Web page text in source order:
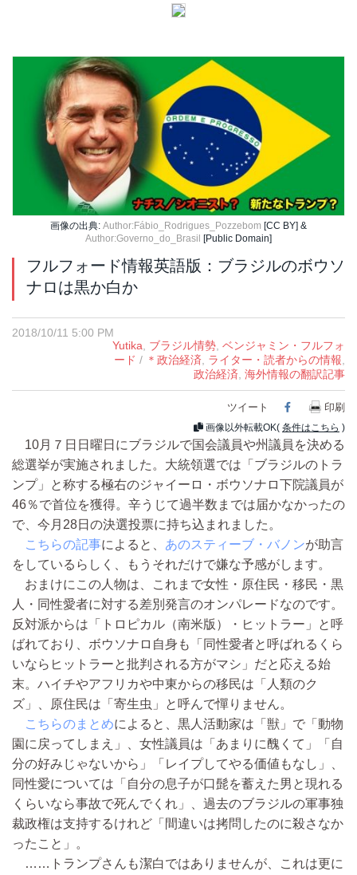
画像の出典: Author:Fábio_Rodrigues_Pozzebom [CC BY] &
Author:Governo_do_Brasil [Public Domain]
フルフォード情報英語版：ブラジルのボウソ
ナロは黒か白か
2018/10/11 5:00 PM
Yutika
ブラジル情勢 ベンジャミン・フルフォ
ード / ＊政治経済 ライター・読者からの情報
政治経済 海外情報の翻訳記事
ツイート Facebook
印刷
画像以外転載OK( 条件はこちら )
10月７日日曜日にブラジルで国会議員や州議員を決める
総選挙が実施されました。大統領選では「ブラジルのトラ
ンプ」と称する極右のジャイーロ・ボウソナロ下院議員が
46％で首位を獲得。辛うじて過半数までは届かなかったの
で、今月28日の決選投票に持ち込まれました。
こちらの記事によると、 あのスティーブ・バノンが助言
をしているらしく、もうそれだけで嫌な予感がします。
おまけにこの人物は、これまで女性・原住民・移民・黒
人・同性愛者に対する差別発言のオンパレードなのです。
反対派からは「トロピカル（南米版）・ヒットラー」と呼
ばれており、ボウソナロ自身も「同性愛者と呼ばれるくら
いならヒットラーと批判される方がマシ」だと応える始
末。ハイチやアフリカや中東からの移民は「人類のク
ズ」、原住民は「寄生虫」と呼んで憚りません。
こちらのまとめによると、黒人活動家は「獣」で「動物
園に戻ってしまえ」、女性議員は「あまりに醜くて」「自
分の好みじゃないから」「レイプしてやる価値もなし」、
同性愛については「自分の息子が口髭を蓄えた男と現れる
くらいなら事故で死んでくれ」、過去のブラジルの軍事独
裁政権は支持するけれど「間違いは拷問したのに殺さなか
ったこと」。
……トランプさんも潔白ではありませんが、これは更に